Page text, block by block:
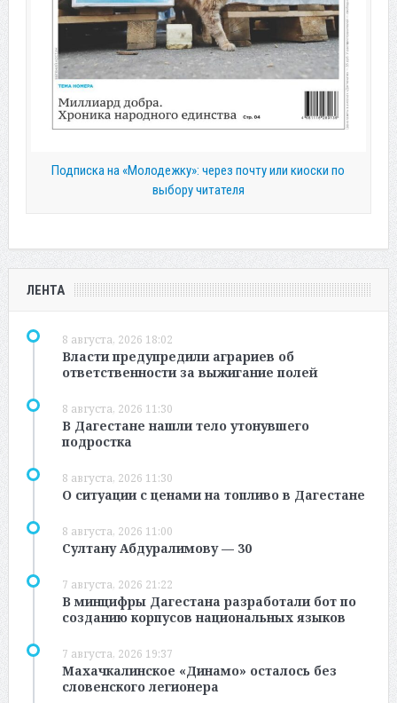
Подписка на «Молодежку»: через почту или киоски по
выбору читателя
ЛЕНТА
8 августа, 2026 18:02
Власти предупредили аграриев об
ответственности за выжигание полей
8 августа, 2026 11:30
В Дагестане нашли тело утонувшего
подростка
8 августа, 2026 11:30
О ситуации с ценами на топливо в Дагестане
8 августа, 2026 11:00
Султану Абдуралимову — 30
7 августа, 2026 21:22
В минцифры Дагестана разработали бот по
созданию корпусов национальных языков
7 августа, 2026 19:37
Махачкалинское «Динамо» осталось без
словенского легионера